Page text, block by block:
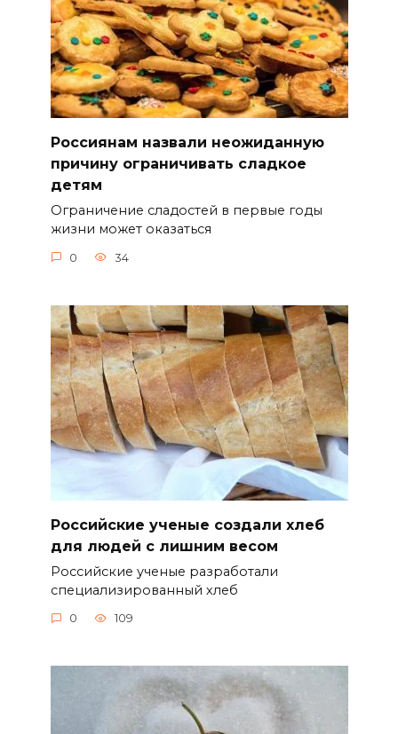
Россиянам назвали неожиданную
причину ограничивать сладкое
детям
Ограничение сладостей в первые годы
жизни может оказаться
0 34
Российские ученые создали хлеб
для людей с лишним весом
Российские ученые разработали
специализированный хлеб
0 109